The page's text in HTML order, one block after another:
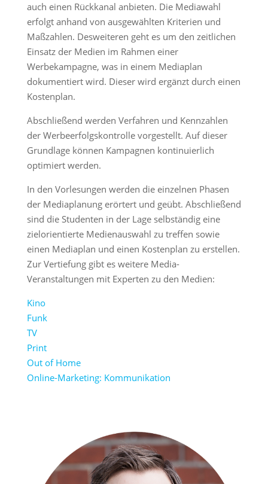
auch einen Rückkanal anbieten. Die Mediawahl
erfolgt anhand von ausgewählten Kriterien und
Maßzahlen. Desweiteren geht es um den zeitlichen
Einsatz der Medien im Rahmen einer
Werbekampagne, was in einem Mediaplan
dokumentiert wird. Dieser wird ergänzt durch einen
Kostenplan.
Abschließend werden Verfahren und Kennzahlen
der Werbeerfolgskontrolle vorgestellt. Auf dieser
Grundlage können Kampagnen kontinuierlich
optimiert werden.
In den Vorlesungen werden die einzelnen Phasen
der Mediaplanung erörtert und geübt. Abschließend
sind die Studenten in der Lage selbständig eine
zielorientierte Medienauswahl zu treffen sowie
einen Mediaplan und einen Kostenplan zu erstellen.
Zur Vertiefung gibt es weitere Media-
Veranstaltungen mit Experten zu den Medien:
Kino
Funk
TV
Print
Out of Home
Online-Marketing: Kommunikation